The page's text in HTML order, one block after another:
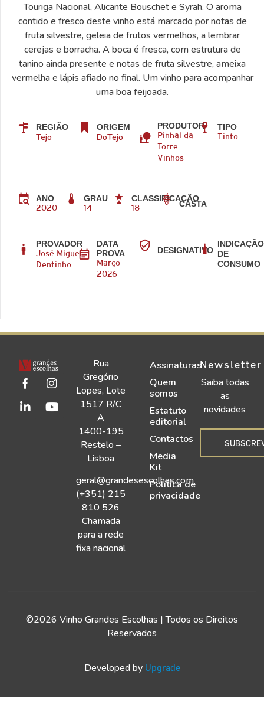
Touriga Nacional, Alicante Bouschet e Syrah. O aroma
contido e fresco deste vinho está marcado por notas de
fruta silvestre, geleia de frutos vermelhos, a lembrar
cerejas e borracha. A boca é fresca, com estrutura de
tanino ainda presente e notas de fruta silvestre, ameixa
vermelha e lápis afiado no final. Um vinho para acompanhar
uma boa feijoada.
REGIÃO
Tejo
ORIGEM
DoTejo
PRODUTOR
Pinhal da
Torre
Vinhos
TIPO
Tinto
ANO
2020
GRAU
14
CLASSIFICAÇÃO
18
CASTA
PROVADOR
José Miguel
Dentinho
DATA
PROVA
Março
2026
DESIGNATIVO
INDICAÇÃO
DE
CONSUMO
Rua
Gregório
Lopes, Lote
1517 R/C
A
1400-195
Restelo –
Lisboa
geral@grandesescolhas.com
(+351) 215
810 526
Chamada
para a rede
fixa nacional
Assinaturas
Quem
somos
Estatuto
editorial
Contactos
Media
Kit
Política de
privacidade
Newsletter
Saiba todas
as
novidades
©2026 Vinho Grandes Escolhas | Todos os Direitos
Reservados
Developed by Upgrade